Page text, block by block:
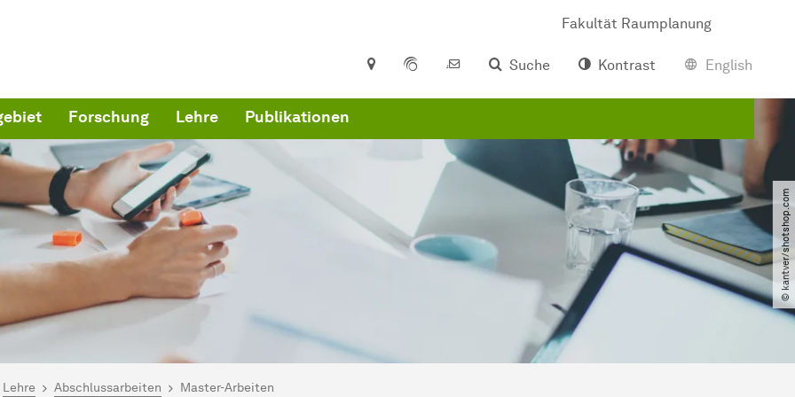
Fakultät Raumplanung
Suche
Kontrast English
Forschung Lehre
© kantver​/​shotshop.com
hier:
Lehre Abschlussarbeiten Master-Arbeiten